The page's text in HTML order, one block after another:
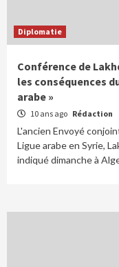
Diplomatie
Conférence de
les conséquences
arabe »
10 ans ago Rédaction
L'ancien Envoyé
Ligue arabe en Syrie,
indiqué dimanche à